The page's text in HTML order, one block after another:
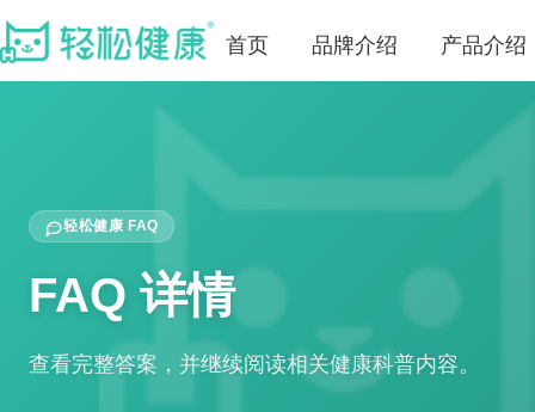
首页 品牌介绍 产品介绍
轻松健康 FAQ
FAQ 详情
查看完整答案，并继续阅读相关健康科普内容。